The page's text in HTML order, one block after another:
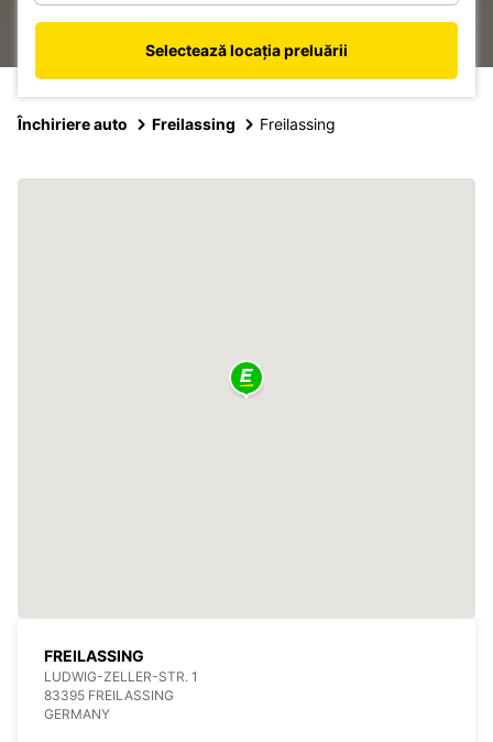
Selectează locația preluării
Închiriere auto Freilassing Freilassing
FREILASSING
LUDWIG-ZELLER-STR. 1
83395 FREILASSING
GERMANY